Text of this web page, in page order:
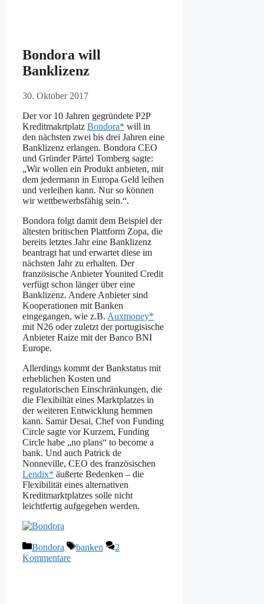
Bondora will
Banklizenz
30. Oktober 2017
Der vor 10 Jahren gegründete P2P
Kreditmakrtplatz Bondora* will in
den nächsten zwei bis drei Jahren eine
Banklizenz erlangen. Bondora CEO
und Gründer Pärtel Tomberg sagte:
„Wir wollen ein Produkt anbieten, mit
dem jedermann in Europa Geld leihen
und verleihen kann. Nur so können
wir wettbewerbsfähig sein.“.
Bondora folgt damit dem Beispiel der
ältesten britischen Plattform Zopa, die
bereits letztes Jahr eine Banklizenz
beantragt hat und erwartet diese im
nächsten Jahr zu erhalten. Der
französische Anbieter Younited Credit
verfügt schon länger über eine
Banklizenz. Andere Anbieter sind
Kooperationen mit Banken
eingegangen, wie z.B. Auxmoney*
mit N26 oder zuletzt der portugisische
Anbieter Raize mit der Banco BNI
Europe.
Allerdings kommt der Bankstatus mit
erheblichen Kosten und
regulatorischen Einschränkungen, die
die Flexibiltät eines Marktplatzes in
der weiteren Entwicklung hemmen
kann. Samir Desai, Chef von Funding
Circle sagte vor Kurzem, Funding
Circle habe „no plans“ to become a
bank. Und auch Patrick de
Nonneville, CEO des französischen
Lendix* äußerte Bedenken – die
Flexibilität eines alternativen
Kreditmarktplatzes solle nicht
leichtfertig aufgegeben werden.
Kategorien
Bondora Schlagwörter
banken
2
Kommentare